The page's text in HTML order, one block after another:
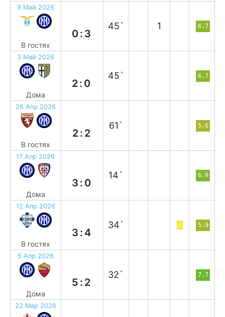
9 Май 2026
В гостях
0:3
45` 1 6.7
3 Май 2026
Дома
2:0
45` 6.7
26 Апр 2026
В гостях
2:2
61` 5.6
17 Апр 2026
Дома
3:0
14` 6.9
12 Апр 2026
В гостях
3:4
34` 5.9
5 Апр 2026
Дома
5:2
32` 7.7
22 Мар 2026